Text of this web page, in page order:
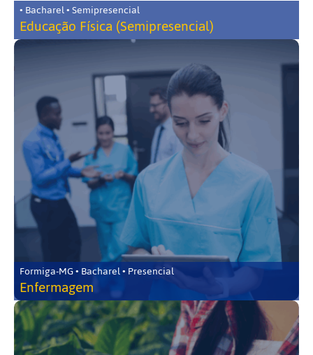
• Bacharel • Semipresencial
Educação Física (Semipresencial)
Formiga-MG • Bacharel • Presencial
Enfermagem